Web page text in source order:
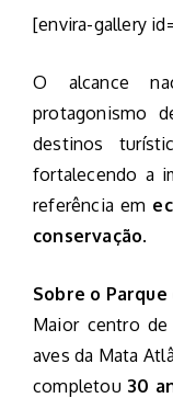
[envira-gallery
O alcance
protagonismo
destinos
fortalecendo a
referência em
conservação.
Sobre o Parque
Maior centro
aves da Mata
completou 30